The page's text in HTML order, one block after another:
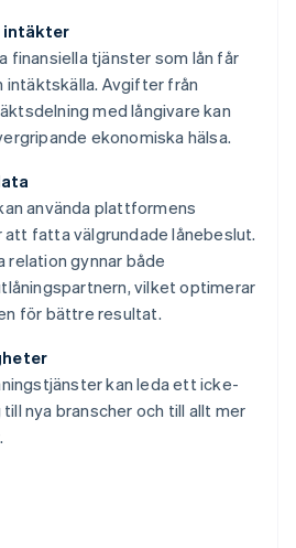
intäkter
finansiella tjänster som lån får
intäktskälla. Avgifter från
med långivare kan
ekonomiska hälsa.
använda plattformens
fatta välgrundade lånebeslut.
relation gynnar både
vilket optimerar
för bättre resultat.
kan leda ett icke-
nya branscher och till allt mer